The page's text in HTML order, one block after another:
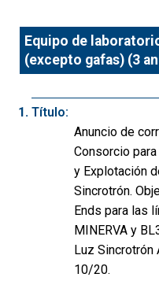
Equipo de
(excepto gafas) (3
Título:
Anuncio de
Consorcio
y Explotación
Sincrotrón.
Ends para las
MINERVA y
Luz Sincrotrón
10/20.